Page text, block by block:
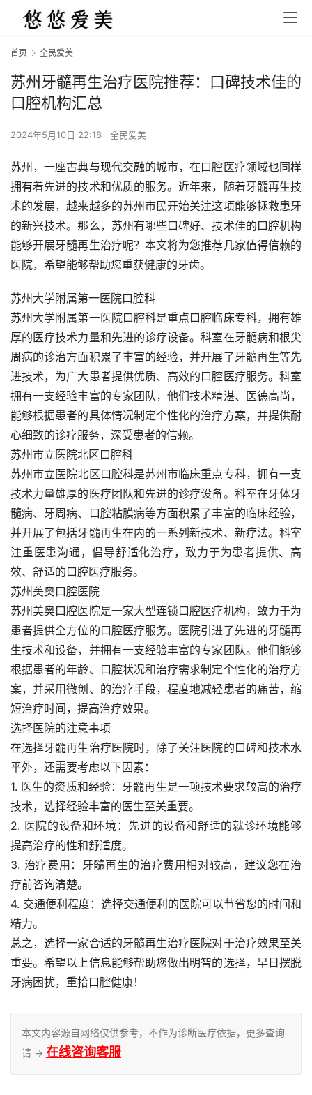
首页 全民爱美
苏州牙髓再生治疗医院推荐：口碑技术佳的
口腔机构汇总
2024年5月10日 22:18 全民爱美
苏州，一座古典与现代交融的城市，在口腔医疗领域也同样
拥有着先进的技术和优质的服务。近年来，随着牙髓再生技
术的发展，越来越多的苏州市民开始关注这项能够拯救患牙
的新兴技术。那么，苏州有哪些口碑好、技术佳的口腔机构
能够开展牙髓再生治疗呢？本文将为您推荐几家值得信赖的
医院，希望能够帮助您重获健康的牙齿。
苏州大学附属第一医院口腔科
苏州大学附属第一医院口腔科是重点口腔临床专科，拥有雄
厚的医疗技术力量和先进的诊疗设备。科室在牙髓病和根尖
周病的诊治方面积累了丰富的经验，并开展了牙髓再生等先
进技术，为广大患者提供优质、高效的口腔医疗服务。科室
拥有一支经验丰富的专家团队，他们技术精湛、医德高尚，
能够根据患者的具体情况制定个性化的治疗方案，并提供耐
心细致的诊疗服务，深受患者的信赖。
苏州市立医院北区口腔科
苏州市立医院北区口腔科是苏州市临床重点专科，拥有一支
技术力量雄厚的医疗团队和先进的诊疗设备。科室在牙体牙
髓病、牙周病、口腔粘膜病等方面积累了丰富的临床经验，
并开展了包括牙髓再生在内的一系列新技术、新疗法。科室
注重医患沟通，倡导舒适化治疗，致力于为患者提供、高
效、舒适的口腔医疗服务。
苏州美奥口腔医院
苏州美奥口腔医院是一家大型连锁口腔医疗机构，致力于为
患者提供全方位的口腔医疗服务。医院引进了先进的牙髓再
生技术和设备，并拥有一支经验丰富的专家团队。他们能够
根据患者的年龄、口腔状况和治疗需求制定个性化的治疗方
案，并采用微创、的治疗手段，程度地减轻患者的痛苦，缩
短治疗时间，提高治疗效果。
选择医院的注意事项
在选择牙髓再生治疗医院时，除了关注医院的口碑和技术水
平外，还需要考虑以下因素：
1. 医生的资质和经验：牙髓再生是一项技术要求较高的治疗
技术，选择经验丰富的医生至关重要。
2. 医院的设备和环境：先进的设备和舒适的就诊环境能够
提高治疗的性和舒适度。
3. 治疗费用：牙髓再生的治疗费用相对较高，建议您在治
疗前咨询清楚。
4. 交通便利程度：选择交通便利的医院可以节省您的时间和
精力。
总之，选择一家合适的牙髓再生治疗医院对于治疗效果至关
重要。希望以上信息能够帮助您做出明智的选择，早日摆脱
牙病困扰，重拾口腔健康！
本文内容源自网络仅供参考，不作为诊断医疗依据，更多查询
请 → 在线咨询客服